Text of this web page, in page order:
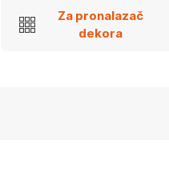
Za pronalazač
dekora